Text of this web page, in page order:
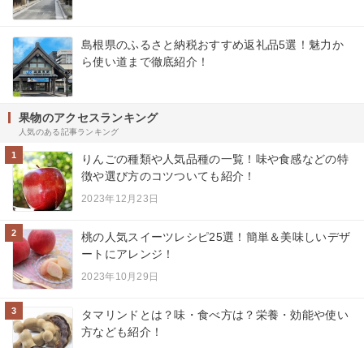
島根県のふるさと納税おすすめ返礼品5選！魅力か
ら使い道まで徹底紹介！
果物のアクセスランキング
人気のある記事ランキング
1
りんごの種類や人気品種の一覧！味や食感などの特
徴や選び方のコツついても紹介！
2023年12月23日
2
桃の人気スイーツレシピ25選！簡単＆美味しいデザ
ートにアレンジ！
2023年10月29日
3
タマリンドとは？味・食べ方は？栄養・効能や使い
方なども紹介！